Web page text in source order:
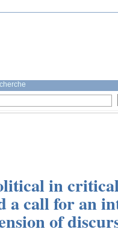
in
a call for an
of